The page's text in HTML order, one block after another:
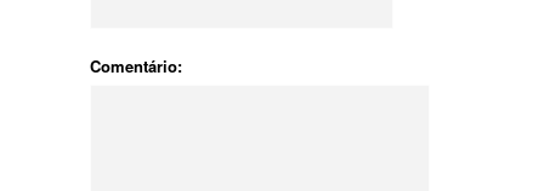
Comentário: